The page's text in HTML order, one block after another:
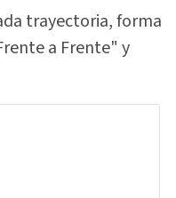
trayectoria, forma
a Frente" y